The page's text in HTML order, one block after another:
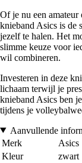
Of je nu een amateur
knieband Asics is de
jezelf te halen. Het
slimme keuze voor
wil combineren.
Investeren in deze
lichaam terwijl je
knieband Asics ben
tijdens je
Aanvullende
Merk
Asics
Kleur
zwart